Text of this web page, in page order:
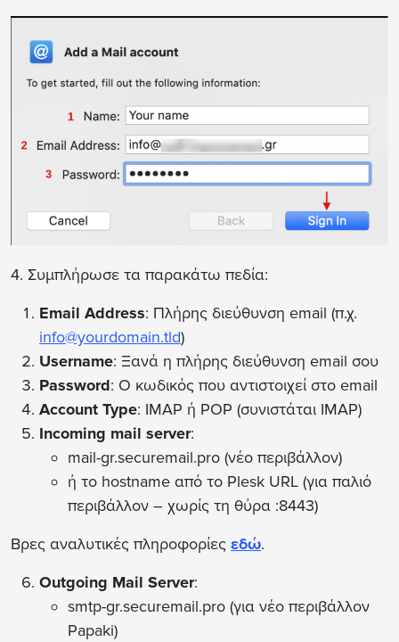
4. Συμπλήρωσε τα παρακάτω πεδία:
Email Address: Πλήρης διεύθυνση email (π.χ.
info@yourdomain.tld)
Username: Ξανά η πλήρης διεύθυνση email σου
Password: Ο κωδικός που αντιστοιχεί στο email
Account Type: IMAP ή POP (συνιστάται IMAP)
Incoming mail server:
mail-gr.securemail.pro (νέο περιβάλλον)
ή το hostname από το Plesk URL (για παλιό
περιβάλλον – χωρίς τη θύρα :8443)
Βρες αναλυτικές πληροφορίες εδώ.
Outgoing Mail Server:
smtp-gr.securemail.pro (για νέο περιβάλλον
Papaki)